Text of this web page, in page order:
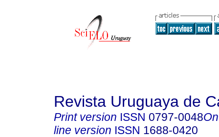
Revista Uruguaya de
Print version ISSN 0797-0048
line version ISSN 1688-0420